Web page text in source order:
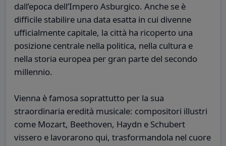
dall’epoca dell’Impero Asburgico. Anche se è
difficile stabilire una data esatta in cui divenne
ufficialmente capitale, la città ha ricoperto una
posizione centrale nella politica, nella cultura e
nella storia europea per gran parte del secondo
millennio.
Vienna è famosa soprattutto per la sua
straordinaria eredità musicale: compositori illustri
come Mozart, Beethoven, Haydn e Schubert
vissero e lavorarono qui, trasformandola nel cuore